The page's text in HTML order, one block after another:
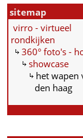
sitemap
virro - virtueel
rondkijken
360° foto's -
showcase
het wapen
den haag